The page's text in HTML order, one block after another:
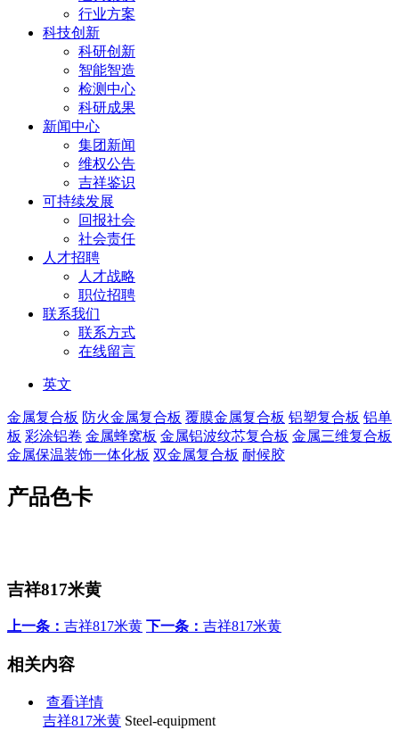
行业方案
科技创新
科研创新
智能智造
检测中心
科研成果
新闻中心
集团新闻
维权公告
吉祥鉴识
可持续发展
回报社会
社会责任
人才招聘
人才战略
职位招聘
联系我们
联系方式
在线留言
英文
金属复合板 防火金属复合板 覆膜金属复合板 铝塑复合板 铝单
板 彩涂铝卷 金属蜂窝板 金属铝波纹芯复合板 金属三维复合板
金属保温装饰一体化板 双金属复合板 耐候胶
产品色卡
吉祥817米黄
上一条： 吉祥817米黄 下一条： 吉祥817米黄
相关内容
查看详情
吉祥817米黄 Steel-equipment